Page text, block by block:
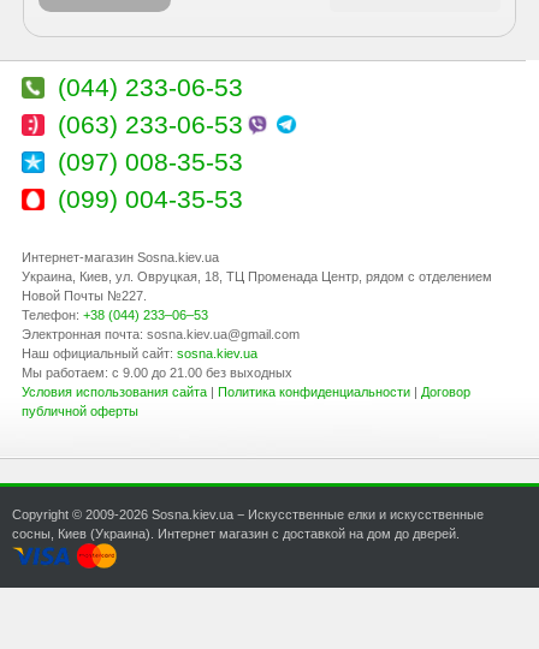
(044) 233-06-53
(063) 233-06-53
(097) 008-35-53
(099) 004-35-53
Интернет-магазин Sosna.kiev.ua
Украина Киев ул. Овруцкая, 18 , ТЦ Променада Центр, рядом с отделением
Новой Почты №227.
Телефон: +38 (044) 233–06–53
Электронная почта: sosna.kiev.ua@gmail.com
Наш официальный сайт: sosna.kiev.ua
Мы работаем: с 9.00 до 21.00 без выходных
Условия использования сайта | Политика конфиденциальности | Договор
публичной оферты
Copyright © 2009-2026 Sosna.kiev.ua − Искусственные елки и искусственные
сосны, Киев (Украина). Интернет магазин с доставкой на дом до дверей.